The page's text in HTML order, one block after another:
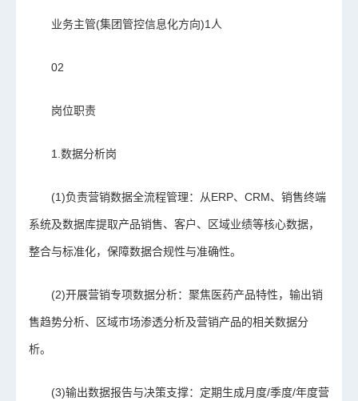
业务主管(集团管控信息化方向)1人
02
岗位职责
1.数据分析岗
(1)负责营销数据全流程管理：从ERP、CRM、销售终端
系统及数据库提取产品销售、客户、区域业绩等核心数据，
整合与标准化，保障数据合规性与准确性。
(2)开展营销专项数据分析：聚焦医药产品特性，输出销
售趋势分析、区域市场渗透分析及营销产品的相关数据分
析。
(3)输出数据报告与决策支撑：定期生成月度/季度/年度营